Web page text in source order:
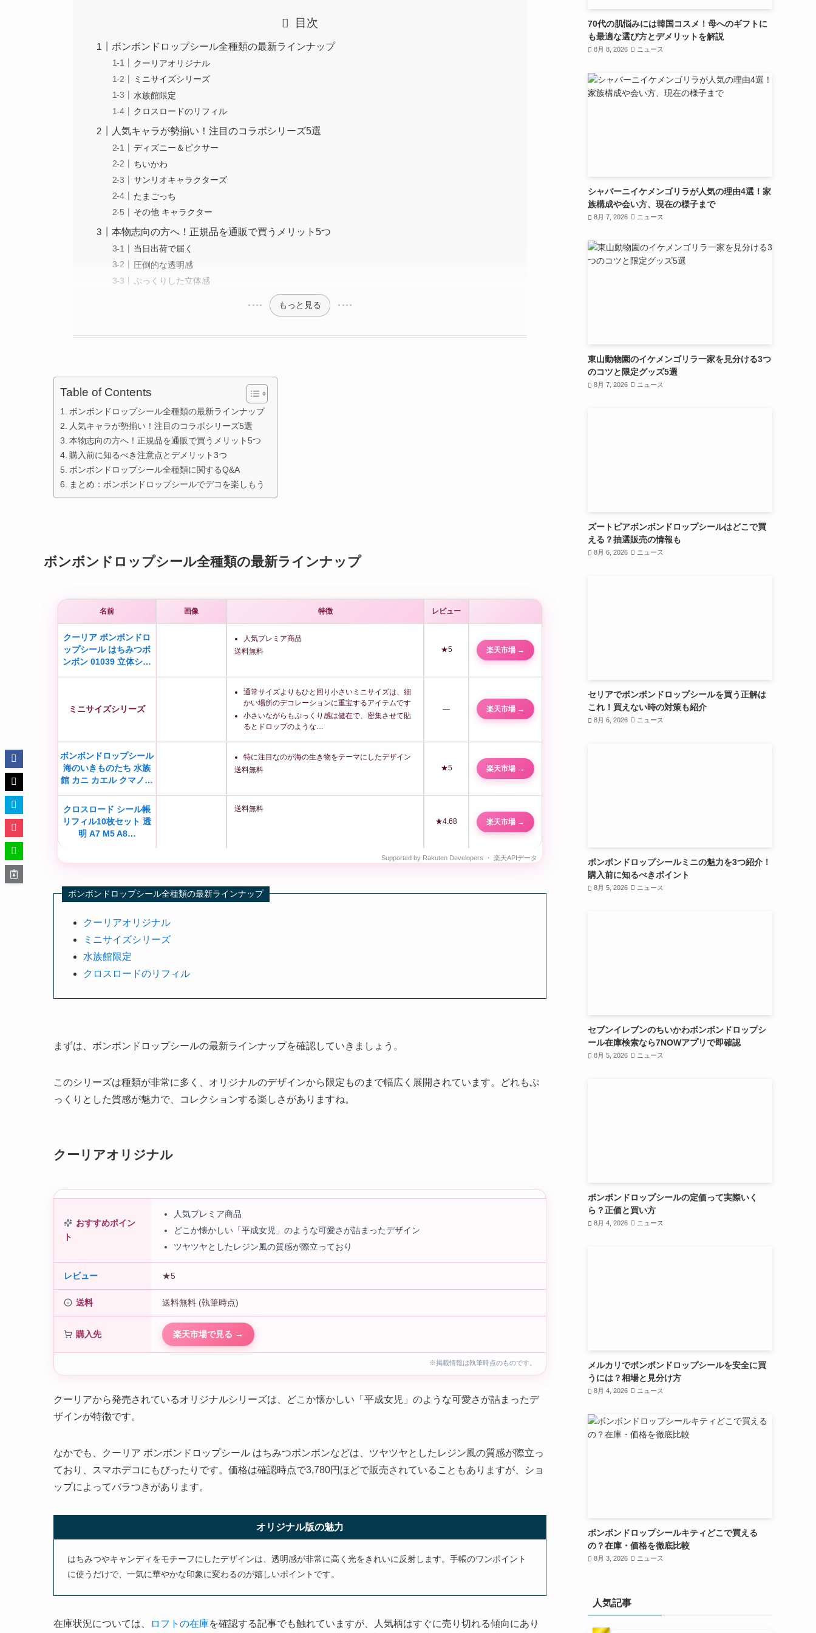
目次
ボンボンドロップシール全種類の最新ラインナップ
クーリアオリジナル
ミニサイズシリーズ
水族館限定
クロスロードのリフィル
人気キャラが勢揃い！注目のコラボシリーズ5選
ディズニー＆ピクサー
ちいかわ
サンリオキャラクターズ
たまごっち
その他 キャラクター
本物志向の方へ！正規品を通販で買うメリット5つ
当日出荷で届く
圧倒的な透明感
ぷっくりした立体感
もっと見る
Table of Contents
ボンボンドロップシール全種類の最新ラインナップ
人気キャラが勢揃い！注目のコラボシリーズ5選
本物志向の方へ！正規品を通販で買うメリット5つ
購入前に知るべき注意点とデメリット3つ
ボンボンドロップシール全種類に関するQ&A
まとめ：ボンボンドロップシールでデコを楽しもう
ボンボンドロップシール全種類の最新ラインナップ
名前 画像 特徴 レビュー
クーリア ボンボンドロ
ップシール はちみつボ
ンボン 01039 立体シ…
人気プレミア商品
送料無料
★5 楽天市場 →
ミニサイズシリーズ
通常サイズよりもひと回り小さいミニサイズは、細
かい場所のデコレーションに重宝するアイテムです
小さいながらもぷっくり感は健在で、密集させて貼
るとドロップのような…
— 楽天市場 →
ボンボンドロップシール
海のいきものたち 水族
館 カニ カエル クマノ…
特に注目なのが海の生き物をテーマにしたデザイン
送料無料
★5 楽天市場 →
クロスロード シール帳
リフィル10枚セット 透
明 A7 M5 A8…
送料無料
★4.68
楽天市場 →
ボンボンドロップシール全種類の最新ラインナップ
クーリアオリジナル
ミニサイズシリーズ
水族館限定
クロスロードのリフィル
まずは、ボンボンドロップシールの最新ラインナップを確認していきましょう。
このシリーズは種類が非常に多く、オリジナルのデザインから限定ものまで幅広く展開されています。どれもぷ
っくりとした質感が魅力で、コレクションする楽しさがありますね。
クーリアオリジナル
おすすめポイン
ト
人気プレミア商品
どこか懐かしい「平成女児」のような可愛さが詰まったデザイン
ツヤツヤとしたレジン風の質感が際立っており
レビュー ★5
送料 送料無料 (執筆時点)
購入先 楽天市場で見る →
※掲載情報は執筆時点のものです。
クーリアから発売されているオリジナルシリーズは、どこか懐かしい「平成女児」のような可愛さが詰まったデ
ザインが特徴です。
なかでも、クーリア ボンボンドロップシール はちみつボンボンなどは、ツヤツヤとしたレジン風の質感が際立っ
ており、スマホデコにもぴったりです。価格は確認時点で3,780円ほどで販売されていることもありますが、ショ
ップによってバラつきがあります。
オリジナル版の魅力
はちみつやキャンディをモチーフにしたデザインは、透明感が非常に高く光をきれいに反射します。手帳のワンポイント
に使うだけで、一気に華やかな印象に変わるのが嬉しいポイントです。
在庫状況については、 ロフトの在庫を確認する記事でも触れていますが、人気柄はすぐに売り切れる傾向にあり
70代の肌悩みには韓国コスメ！母へのギフトに
も最適な選び方とデメリットを解説
8月 8, 2026 ニュース
シャバーニイケメンゴリラが人気の理由4選！家
族構成や会い方、現在の様子まで
8月 7, 2026 ニュース
東山動物園のイケメンゴリラ一家を見分ける3つ
のコツと限定グッズ5選
8月 7, 2026 ニュース
ズートピアボンボンドロップシールはどこで買
える？抽選販売の情報も
8月 6, 2026 ニュース
セリアでボンボンドロップシールを買う正解は
これ！買えない時の対策も紹介
8月 6, 2026 ニュース
ボンボンドロップシールミニの魅力を3つ紹介！
購入前に知るべきポイント
8月 5, 2026 ニュース
セブンイレブンのちいかわボンボンドロップシ
ール在庫検索なら7NOWアプリで即確認
8月 5, 2026 ニュース
ボンボンドロップシールの定価って実際いく
ら？正価と買い方
8月 4, 2026 ニュース
メルカリでボンボンドロップシールを安全に買
うには？相場と見分け方
8月 4, 2026 ニュース
ボンボンドロップシールキティどこで買える
の？在庫・価格を徹底比較
8月 3, 2026 ニュース
人気記事